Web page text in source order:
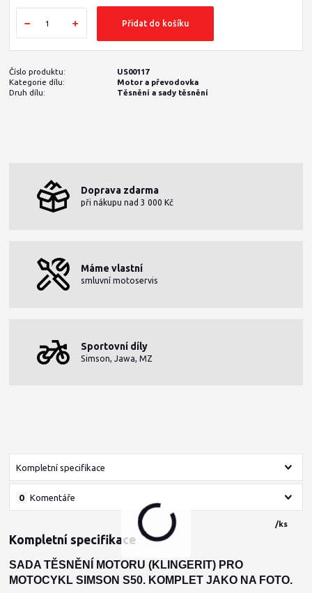
/ks
Přidat do košíku
Číslo produktu:
US00117
Kategorie dílu:
Motor a převodovka
Druh dílu:
Těsnění a sady těsnění
Doprava zdarma
při nákupu nad 3 000 Kč
Máme vlastní
smluvní motoservis
Sportovní díly
Simson, Jawa, MZ
Kompletní specifikace
Komentáře
0
Kompletní specifikace
SADA TĚSNĚNÍ MOTORU (KLINGERIT) PRO
MOTOCYKL SIMSON S50. KOMPLET JAKO NA FOTO.